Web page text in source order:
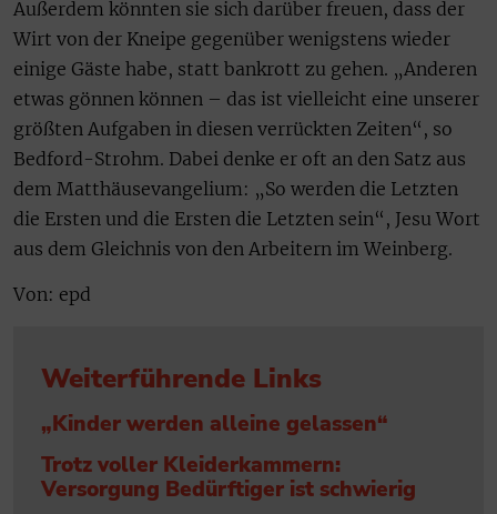
Außerdem könnten sie sich darüber freuen, dass der
Wirt von der Kneipe gegenüber wenigstens wieder
einige Gäste habe, statt bankrott zu gehen. „Anderen
etwas gönnen können – das ist vielleicht eine unserer
größten Aufgaben in diesen verrückten Zeiten“, so
Bedford-Strohm. Dabei denke er oft an den Satz aus
dem Matthäusevangelium: „So werden die Letzten
die Ersten und die Ersten die Letzten sein“, Jesu Wort
aus dem Gleichnis von den Arbeitern im Weinberg.
Von: epd
Weiterführende Links
„Kinder werden alleine gelassen“
Trotz voller Kleiderkammern:
Versorgung Bedürftiger ist schwierig